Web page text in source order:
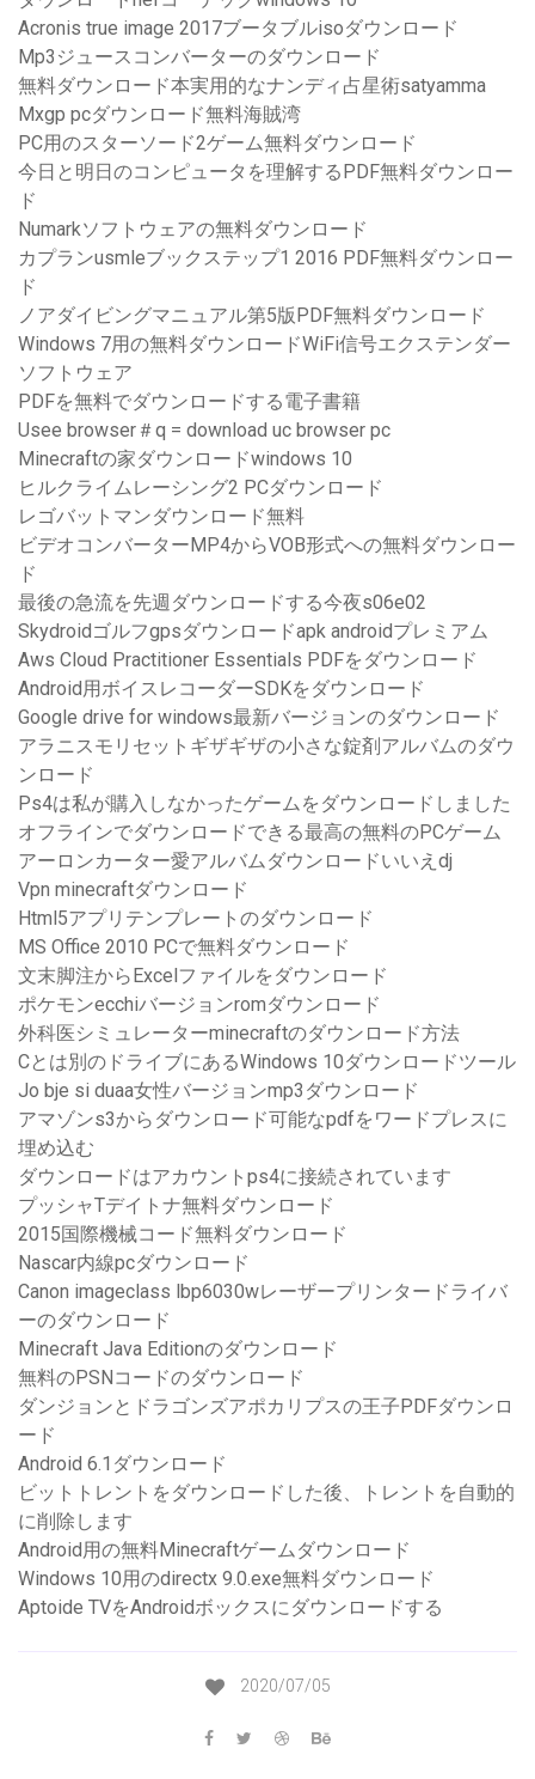
Acronis true image 2017ブータブルisoダウンロード
Mp3ジュースコンバーターのダウンロード
無料ダウンロード本実用的なナンディ占星術satyamma
Mxgp pcダウンロード無料海賊湾
PC用のスターソード2ゲーム無料ダウンロード
今日と明日のコンピュータを理解するPDF無料ダウンロー
ド
Numarkソフトウェアの無料ダウンロード
カプランusmleブックステップ1 2016 PDF無料ダウンロー
ド
ノアダイビングマニュアル第5版PDF無料ダウンロード
Windows 7用の無料ダウンロードWiFi信号エクステンダー
ソフトウェア
PDFを無料でダウンロードする電子書籍
Usee browser＃q = download uc browser pc
Minecraftの家ダウンロードwindows 10
ヒルクライムレーシング2 PCダウンロード
レゴバットマンダウンロード無料
ビデオコンバーターMP4からVOB形式への無料ダウンロー
ド
最後の急流を先週ダウンロードする今夜s06e02
Skydroidゴルフgpsダウンロードapk androidプレミアム
Aws Cloud Practitioner Essentials PDFをダウンロード
Android用ボイスレコーダーSDKをダウンロード
Google drive for windows最新バージョンのダウンロード
アラニスモリセットギザギザの小さな錠剤アルバムのダウ
ンロード
Ps4は私が購入しなかったゲームをダウンロードしました
オフラインでダウンロードできる最高の無料のPCゲーム
アーロンカーター愛アルバムダウンロードいいえdj
Vpn minecraftダウンロード
Html5アプリテンプレートのダウンロード
MS Office 2010 PCで無料ダウンロード
文末脚注からExcelファイルをダウンロード
ポケモンecchiバージョンromダウンロード
外科医シミュレーターminecraftのダウンロード方法
Cとは別のドライブにあるWindows 10ダウンロードツール
Jo bje si duaa女性バージョンmp3ダウンロード
アマゾンs3からダウンロード可能なpdfをワードプレスに
埋め込む
ダウンロードはアカウントps4に接続されています
プッシャTデイトナ無料ダウンロード
2015国際機械コード無料ダウンロード
Nascar内線pcダウンロード
Canon imageclass lbp6030wレーザープリンタードライバ
ーのダウンロード
Minecraft Java Editionのダウンロード
無料のPSNコードのダウンロード
ダンジョンとドラゴンズアポカリプスの王子PDFダウンロ
ード
Android 6.1ダウンロード
ビットトレントをダウンロードした後、トレントを自動的
に削除します
Android用の無料Minecraftゲームダウンロード
Windows 10用のdirectx 9.0.exe無料ダウンロード
Aptoide TVをAndroidボックスにダウンロードする
2020/07/05